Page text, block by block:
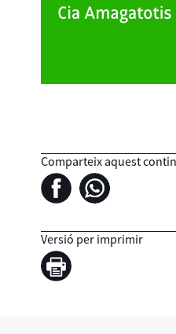
Comparteix aquest
Versió per imprimir